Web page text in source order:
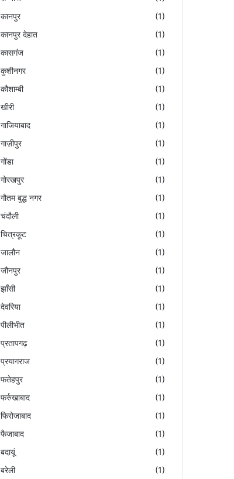
कानपुर
(1)
कानपुर देहात
(1)
कासगंज
(1)
कुशीनगर
(1)
कौशाम्बी
(1)
खीरी
(1)
गाजियाबाद
(1)
गाज़ीपुर
(1)
गोंडा
(1)
गोरखपुर
(1)
गौतम बुद्ध नगर
(1)
चंदौली
(1)
चित्रकूट
(1)
जालौन
(1)
जौनपुर
(1)
झाँसी
(1)
देवरिया
(1)
पीलीभीत
(1)
प्रतापगढ़
(1)
प्रयागराज
(1)
फतेहपुर
(1)
फर्रुखाबाद
(1)
फिरोजाबाद
(1)
फैजाबाद
(1)
बदायूं
(1)
बरेली
(1)